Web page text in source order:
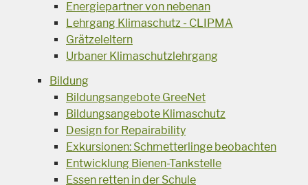
Energiepartner von nebenan
Lehrgang Klimaschutz - CLIPMA
Grätzeleltern
Urbaner Klimaschutzlehrgang
Bildung
Bildungsangebote GreeNet
Bildungsangebote Klimaschutz
Design for Repairability
Exkursionen: Schmetterlinge beobachten
Entwicklung Bienen-Tankstelle
Essen retten in der Schule